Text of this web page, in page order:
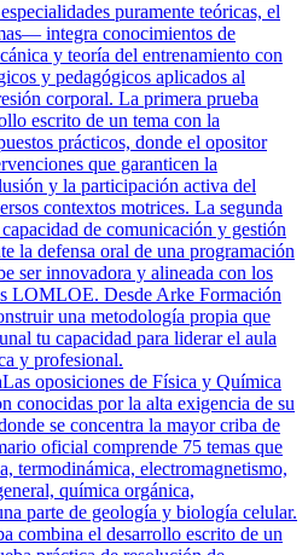
puramente teóricas, el
integra conocimientos de
y teoría del entrenamiento con
y pedagógicos aplicados al
corporal. La primera prueba
escrito de un tema con la
prácticos, donde el opositor
que garanticen la
y la participación activa del
contextos motrices. La segunda
de comunicación y gestión
la defensa oral de una programación
ser innovadora y alineada con los
LOMLOE. Desde Arke Formación
una metodología propia que
tu capacidad para liderar el aula
y profesional.
Las oposiciones de Física y Química
conocidas por la alta exigencia de su
se concentra la mayor criba de
oficial comprende 75 temas que
termodinámica, electromagnetismo,
química orgánica,
parte de geología y biología celular.
combina el desarrollo escrito de un